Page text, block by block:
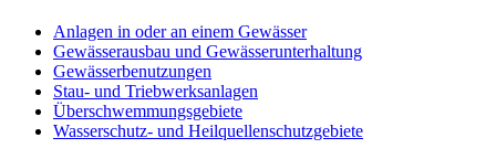
Anlagen in oder an einem Gewässer
Gewässerausbau und Gewässerunterhaltung
Gewässerbenutzungen
Stau- und Triebwerksanlagen
Überschwemmungsgebiete
Wasserschutz- und Heilquellenschutzgebiete